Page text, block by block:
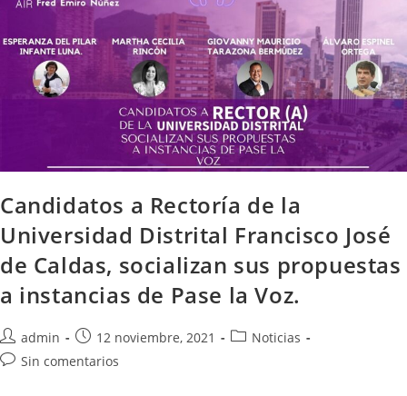
Candidatos a Rectoría de la
Universidad Distrital Francisco José
de Caldas, socializan sus propuestas
a instancias de Pase la Voz.
admin 12 noviembre, 2021
Noticias
Sin comentarios